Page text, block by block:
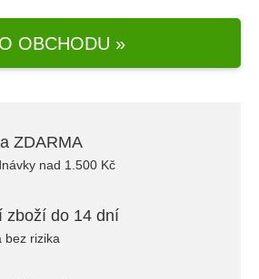
OBCHODU »
ZDARMA
nad 1.500 Kč
zboží do 14 dní
bez rizika